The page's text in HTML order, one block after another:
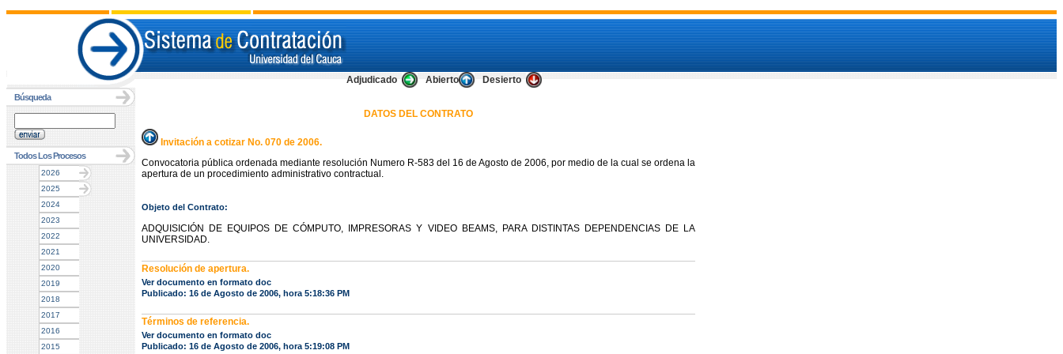
Adjudicado Abierto Desierto
Búsqueda
Todos Los Procesos
2026
2025
2024
2023
2022
2021
2020
2019
2018
2017
2016
2015
DATOS DEL CONTRATO
Invitación a cotizar No. 070 de 2006.
Convocatoria pública ordenada mediante resolución Numero R-583 del 16 de Agosto de 2006, por medio de la cual se ordena la
apertura de un procedimiento administrativo contractual.
Objeto del Contrato:
ADQUISICIÓN DE EQUIPOS DE CÓMPUTO, IMPRESORAS Y VIDEO BEAMS, PARA DISTINTAS DEPENDENCIAS DE LA
UNIVERSIDAD.
Resolución de apertura.
Ver documento en formato doc
Publicado: 16 de Agosto de 2006, hora 5:18:36 PM
Términos de referencia.
Ver documento en formato doc
Publicado: 16 de Agosto de 2006, hora 5:19:08 PM